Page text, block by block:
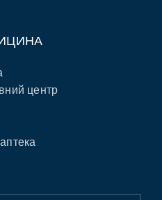
центр